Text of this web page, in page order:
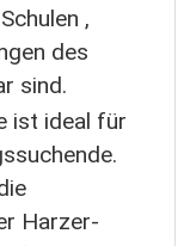
,
des
sind.
ist ideal für
Harzer-